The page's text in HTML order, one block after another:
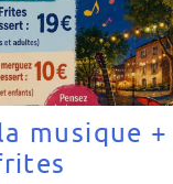
musique +